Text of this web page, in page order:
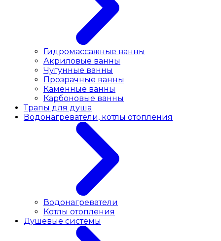
Гидромассажные ванны
Акриловые ванны
Чугунные ванны
Прозрачные ванны
Каменные ванны
Карбоновые ванны
Трапы для душа
Водонагреватели, котлы отопления
Водонагреватели
Котлы отопления
Душевые системы